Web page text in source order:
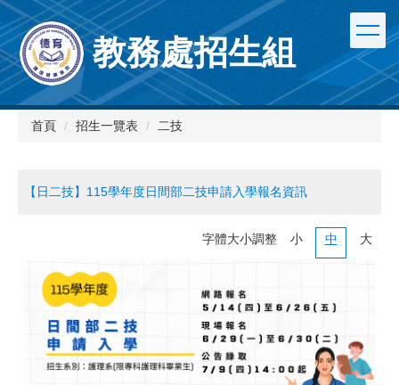
跳
到
主
要
內
容
教務處招生組
首頁 招生一覽表 二技
【日二技】115學年度日間部二技申請入學報名資訊
字體大小調整 小 中 大